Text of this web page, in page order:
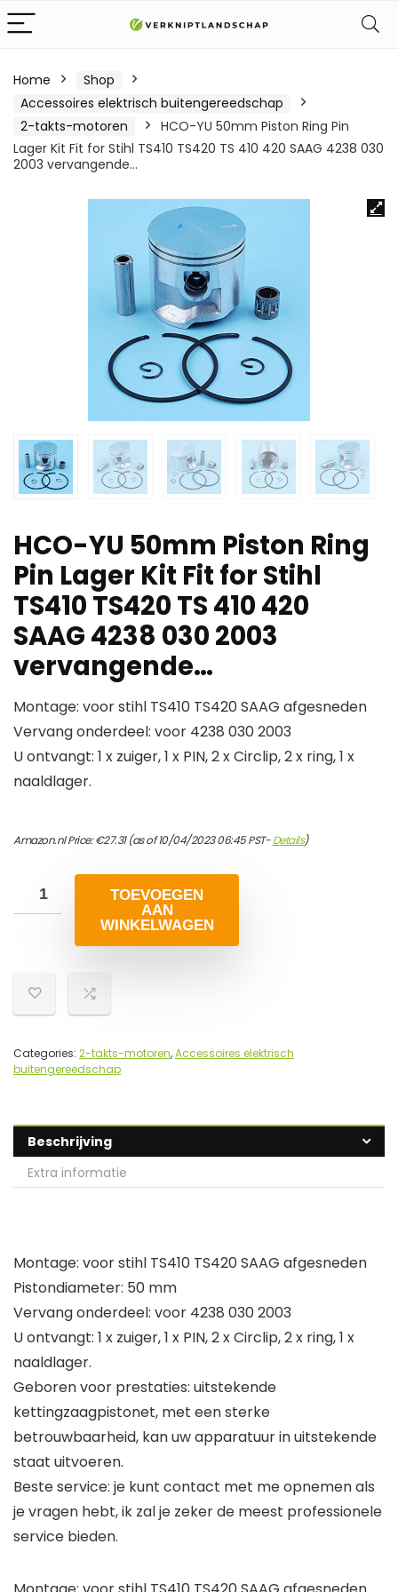
Home
Shop
Accessoires elektrisch buitengereedschap
2-takts-motoren
HCO-YU 50mm Piston Ring Pin
Lager Kit Fit for Stihl TS410 TS420 TS 410 420 SAAG 4238 030
2003 vervangende…
HCO-YU 50mm Piston Ring
Pin Lager Kit Fit for Stihl
TS410 TS420 TS 410 420
SAAG 4238 030 2003
vervangende…
Montage: voor stihl TS410 TS420 SAAG afgesneden
Vervang onderdeel: voor 4238 030 2003
U ontvangt: 1 x zuiger, 1 x PIN, 2 x Circlip, 2 x ring, 1 x
naaldlager.
Amazon.nl Price:€27.31(as of 10/04/2023 06:45 PST-Details)
TOEVOEGEN
AAN
WINKELWAGEN
Categories: 2-takts-motoren,Accessoires elektrisch
buitengereedschap
Beschrijving
Extra informatie
Montage: voor stihl TS410 TS420 SAAG afgesneden
Pistondiameter: 50 mm
Vervang onderdeel: voor 4238 030 2003
U ontvangt: 1 x zuiger, 1 x PIN, 2 x Circlip, 2 x ring, 1 x
naaldlager.
Geboren voor prestaties: uitstekende
kettingzaagpistonet, met een sterke
betrouwbaarheid, kan uw apparatuur in uitstekende
staat uitvoeren.
Beste service: je kunt contact met me opnemen als
je vragen hebt, ik zal je zeker de meest professionele
service bieden.